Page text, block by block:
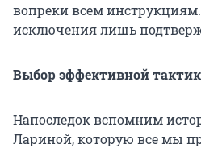
вопреки всем инструкциям.
исключения лишь
Выбор эффективной
Напоследок вспомним
Лариной, которую все мы